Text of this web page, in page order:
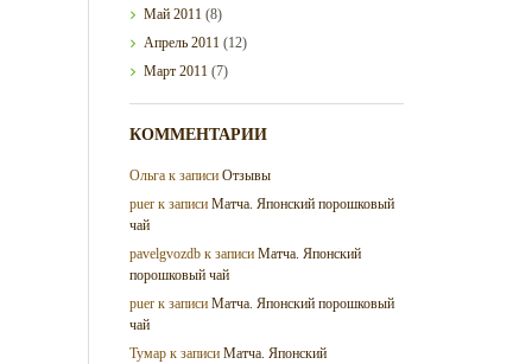
Май2011 (8)
Апрель2011 (12)
Март2011 (7)
КОММЕНТАРИИ
Ольга к записиОтзывы
puer к записиМатча. Японский порошковый
чай
pavelgvozdb к записиМатча. Японский
порошковый чай
puer к записиМатча. Японский порошковый
чай
Тумар к записиМатча. Японский